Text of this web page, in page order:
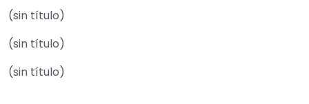
(sin título)
(sin título)
(sin título)